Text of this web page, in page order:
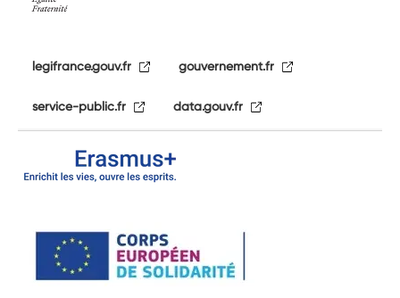
legifrance.gouv.fr gouvernement.fr
service-public.fr data.gouv.fr